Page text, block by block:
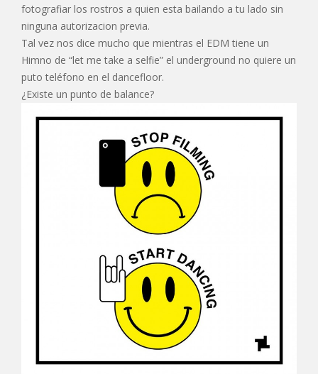
fotografiar los rostros a quien esta bailando a tu lado sin
ninguna autorizacion previa.
Tal vez nos dice mucho que mientras el EDM tiene un
Himno de “let me take a selfie” el underground no quiere un
puto teléfono en el dancefloor.
¿Existe un punto de balance?